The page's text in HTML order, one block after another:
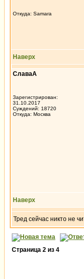
Откуда: Samara
Наверх
СлаваА
Зарегистрирован:
31.10.2017
Суждений: 18720
Откуда: Москва
Наверх
Тред сейчас никто не
Страница 2 из 4